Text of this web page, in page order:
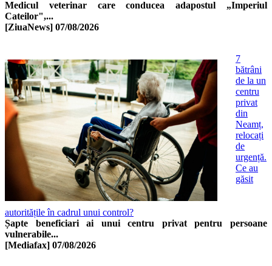
Medicul veterinar care conducea adapostul „Imperiul
Cateilor",...
[ZiuaNews] 07/08/2026
7
bătrâni
de la un
centru
privat
din
Neamț,
relocați
de
urgență.
Ce au
găsit
autoritățile în cadrul unui control?
Șapte beneficiari ai unui centru privat pentru persoane
vulnerabile...
[Mediafax] 07/08/2026